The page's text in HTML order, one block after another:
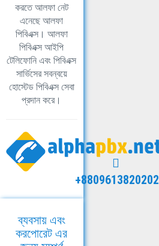
করতে আলফা নেট
এনেছে আলফা
পিবিএক্স। আলফা
পিবিএক্স আইপি
টেলিফোনি এবং পিবিএক্স
সার্ভিসের সবন্বয়ে
হোস্টেড পিবিএক্স সেবা
প্রদান করে।
+8809613820202
ব্যবসায় এবং
করপোরেট এর